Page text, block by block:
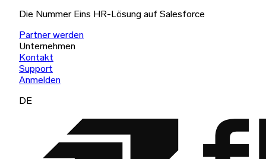
Die Nummer Eins HR-Lösung auf Salesforce
Partner werden
Unternehmen
Kontakt
Support
Anmelden
DE